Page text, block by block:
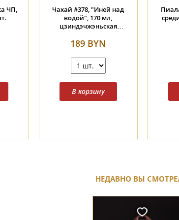
Пиала #2364, "Котёнок в
траве", 90 мл., фарфор
Пиала #2426,
янтарном саду", 100
цзиндэчжэньская
НЕДАВНО ВЫ